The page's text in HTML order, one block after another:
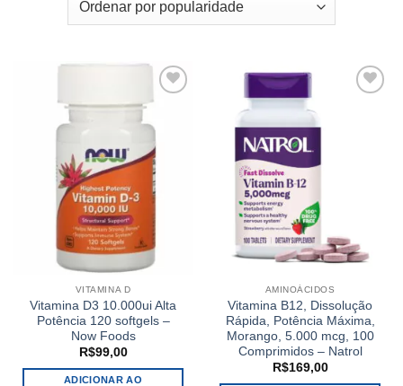
Add to
VITAMINA D
Vitamina D3 10.000ui Alta
Potência 120 softgels –
Now Foods
R$99,00
ADICIONAR AO
AMINOÁCIDOS
Vitamina B12, Dissolução
Rápida, Potência Máxima,
Morango, 5.000 mcg, 100
Comprimidos – Natrol
R$169,00